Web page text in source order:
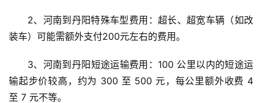
2、河南到丹阳特殊车型费用：超长、超宽车辆（如改
装车）可能需额外支付200元左右的费用。
3、河南到丹阳短途运输费用：100 公里以内的短途运
输起步价较高，约为 300 至 500 元，每公里额外收费 4
至 7 元不等。